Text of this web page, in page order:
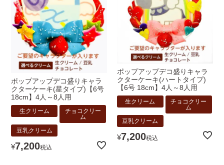
ポップアップデコ盛りキャラ
クターケーキ(星タイプ)【6号
18cm】4人～8人用
生クリーム
チョコクリー
ム
豆乳クリーム
¥7,200税込
ポップアップデコ盛りキャラ
クターケーキ(ハートタイプ)
【6号 18cm】4人～8人用
生クリーム
チョコクリー
ム
豆乳クリーム
¥7,200税込